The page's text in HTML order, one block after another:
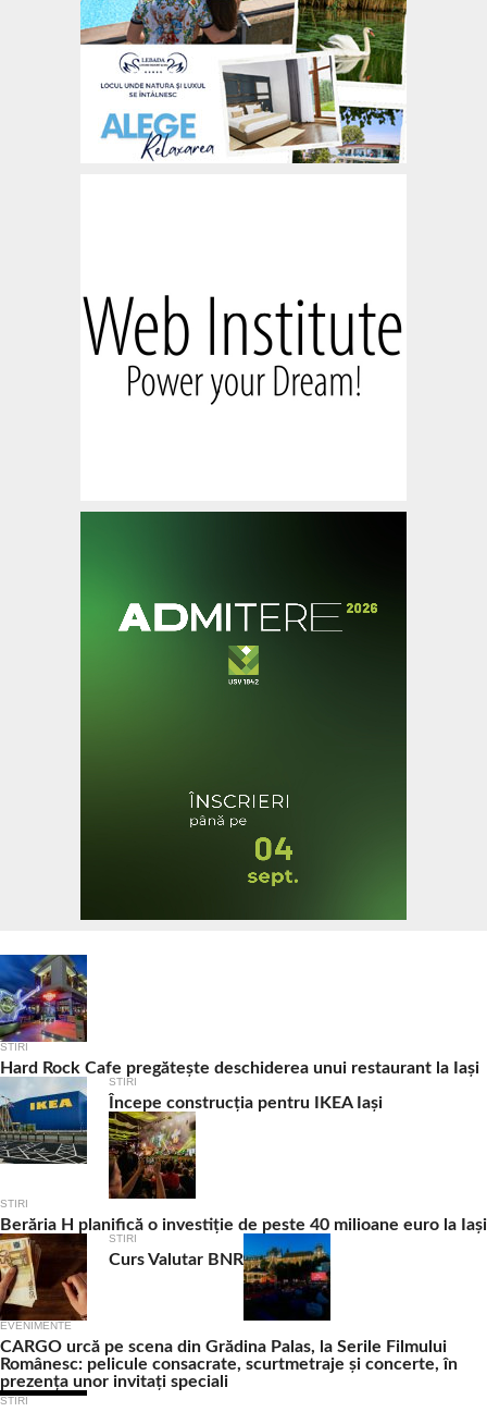
Ultimele Articole
STIRI
Hard Rock Cafe pregătește deschiderea unui restaurant la Iași
STIRI
Începe construcția pentru IKEA Iași
STIRI
Berăria H planifică o investiție de peste 40 milioane euro la Iași
STIRI
Curs Valutar BNR
EVENIMENTE
CARGO urcă pe scena din Grădina Palas, la Serile Filmului
Românesc: pelicule consacrate, scurtmetraje și concerte, în
prezența unor invitați speciali
STIRI